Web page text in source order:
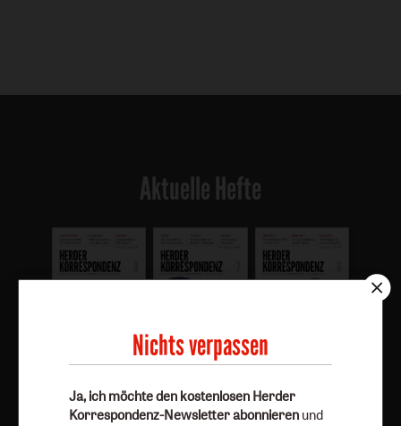
Aktuelle Hefte
Heft 8/2026 Heft 7/2026 Heft 6/2026
Nichts verpassen
Ja, ich möchte den kostenlosen Herder
Korrespondenz-Newsletter abonnieren und